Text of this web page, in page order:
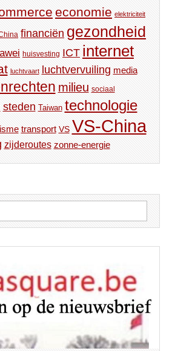
economie elektriciteit
financiën gezondheid
huisvesting ICT internet
luchtvaart luchtvervuiling media
milieu sociaal
steden Taiwan technologie
transport VS VS-China
zijderoutes zonne-energie